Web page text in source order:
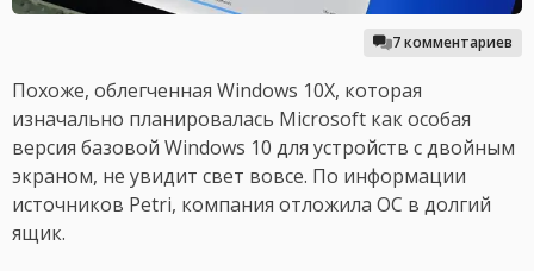
7 комментариев
Похоже, облегченная Windows 10X, которая
изначально планировалась Microsoft как особая
версия базовой Windows 10 для устройств с двойным
экраном, не увидит свет вовсе. По информации
источников Petri, компания отложила ОС в долгий
ящик.